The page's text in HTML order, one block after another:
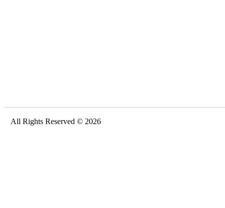
All Rights Reserved © 2026